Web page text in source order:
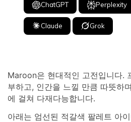
ChatGPT Perplexity
Claude Grok
Maroon은 현대적인 고전입니다.
부하고, 인간을 느낄 만큼 따뜻하
에 걸쳐 다재다능합니다.
아래는 엄선된 적갈색 팔레트 아